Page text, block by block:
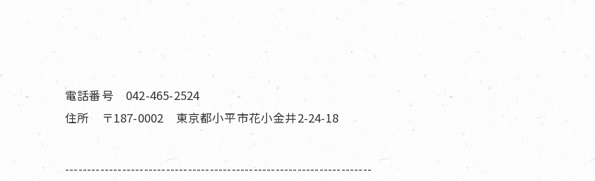
電話番号 042-465-2524
住所 〒187-0002 東京都小平市花小金井2-24-18
----------------------------------------------------------------------